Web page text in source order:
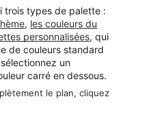
trois types de palette :
, les couleurs du
personnalisées, qui
de couleurs standard
un
carré en dessous.
le plan, cliquez